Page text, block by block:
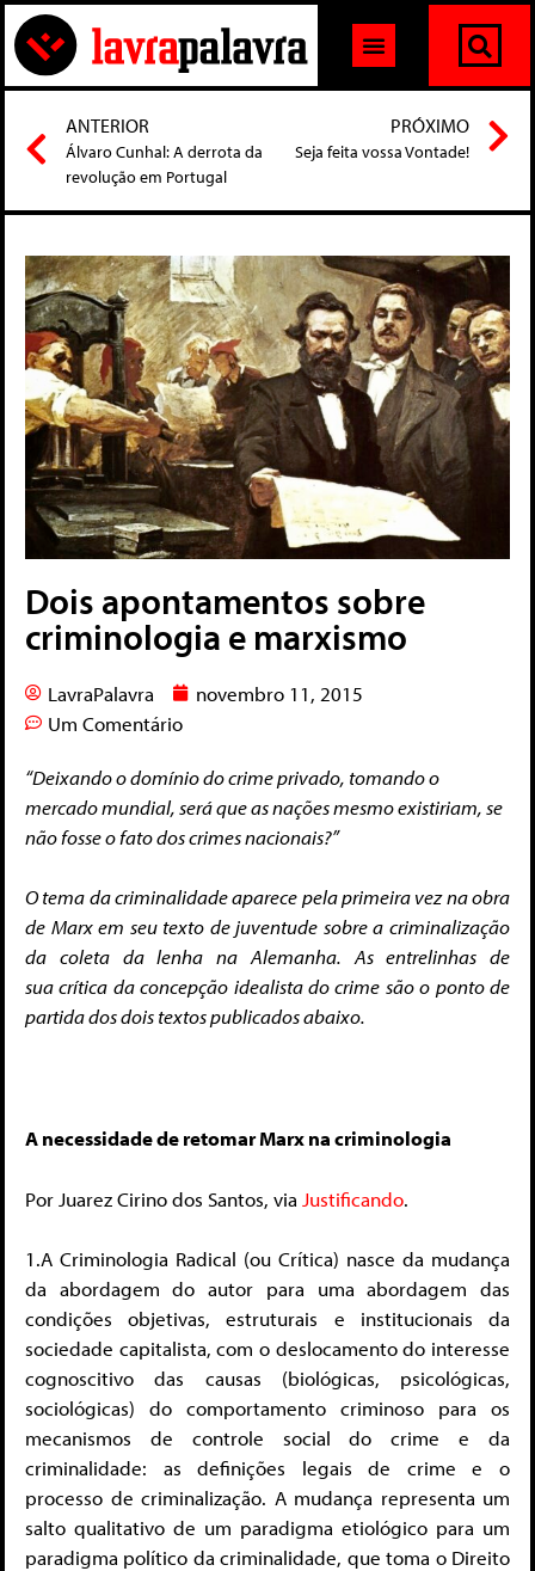
ANTERIOR
Álvaro Cunhal: A derrota da
revolução em Portugal
PRÓXIMO
Seja feita vossa Vontade!
Dois apontamentos sobre
criminologia e marxismo
LavraPalavra
novembro 11, 2015
Um Comentário
“Deixando o domínio do crime privado, tomando o
mercado mundial, será que as nações mesmo existiriam, se
não fosse o fato dos crimes nacionais?”
O tema da criminalidade aparece pela primeira vez na obra
de Marx em seu texto de juventude sobre a criminalização
da coleta da lenha na Alemanha. As entrelinhas de
sua crítica da concepção idealista do crime são o ponto de
partida dos dois textos publicados abaixo.
A necessidade de retomar Marx na criminologia
Por Juarez Cirino dos Santos, via Justificando.
1.A Criminologia Radical (ou Crítica) nasce da mudança
da abordagem do autor para uma abordagem das
condições objetivas, estruturais e institucionais da
sociedade capitalista, com o deslocamento do interesse
cognoscitivo das causas (biológicas, psicológicas,
sociológicas) do comportamento criminoso para os
mecanismos de controle social do crime e da
criminalidade: as definições legais de crime e o
processo de criminalização. A mudança representa um
salto qualitativo de um paradigma etiológico para um
paradigma político da criminalidade, que toma o Direito